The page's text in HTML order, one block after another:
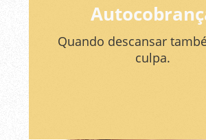
Quando descansar
culpa.